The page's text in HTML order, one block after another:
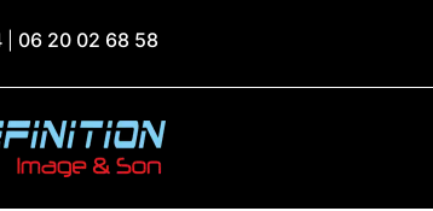
06 20 02 68 58